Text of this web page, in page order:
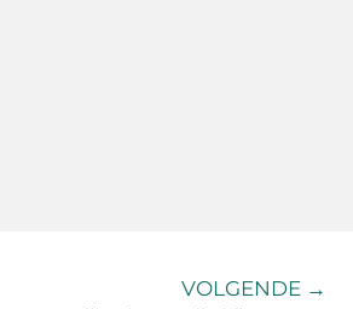
VOLGENDE →